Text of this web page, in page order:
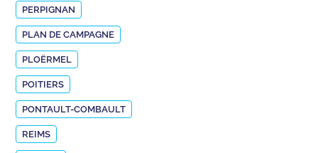
PERPIGNAN
PLAN DE CAMPAGNE
PLOËRMEL
POITIERS
PONTAULT-COMBAULT
REIMS